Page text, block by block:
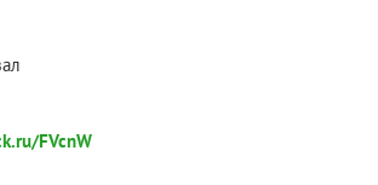
FVcnW